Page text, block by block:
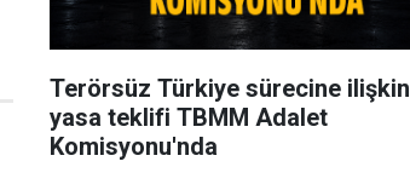
Terörsüz Türkiye sürecine ilişkin
yasa teklifi TBMM Adalet
Komisyonu'nda